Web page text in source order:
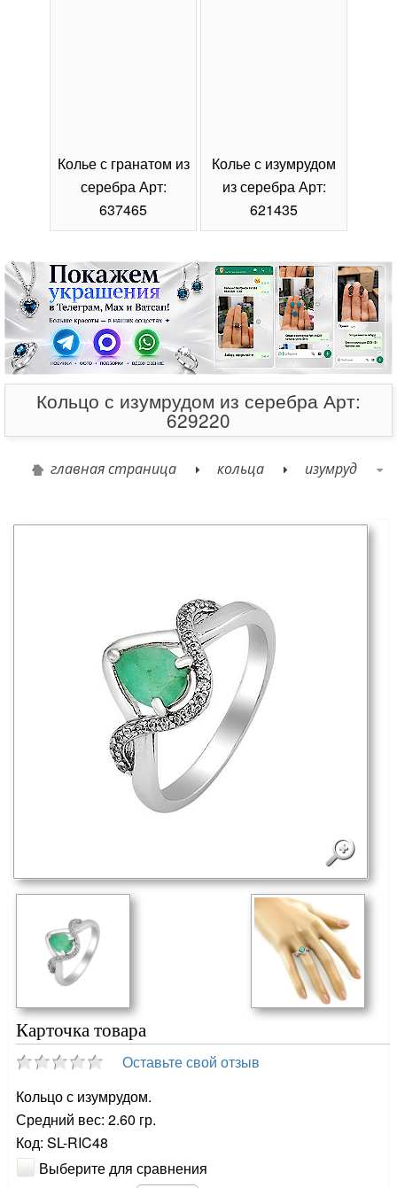
Колье с гранатом из
серебра Арт:
637465
Колье с изумрудом
из серебра Арт:
621435
Кольцо с изумрудом из серебра Арт:
629220
главная страница кольца изумруд
Карточка товара
Оставьте свой отзыв
Кольцо с изумрудом.
Средний вес: 2.60 гр.
Код: SL-RIC48
Выберите для сравнения